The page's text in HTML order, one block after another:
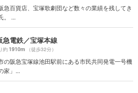
急百貨店、宝塚歌劇団など数々の業績を残してき
。 ...
急電鉄／宝塚本線
約1910m （徒歩32分）
の阪急宝塚線池田駅前にある市民共同発電一号機
家」...